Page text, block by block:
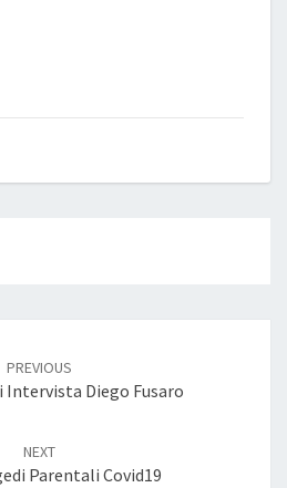
PREVIOUS
Intervista Diego Fusaro
NEXT
Parentali Covid19